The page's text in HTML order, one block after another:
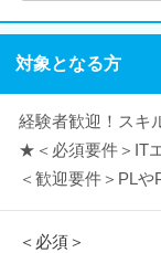
対象となる方
経験者歓迎！スキ
★＜必須要件＞IT
＜歓迎要件＞PL
＜必須＞